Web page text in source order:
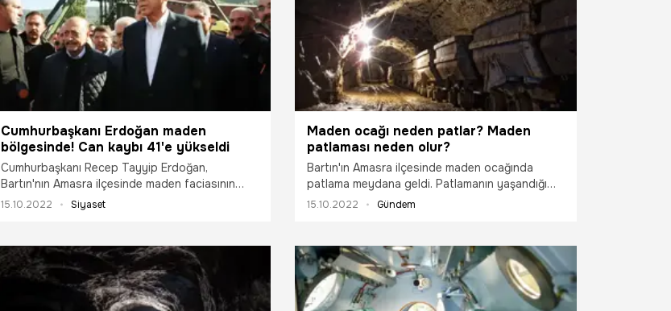
Cumhurbaşkanı Erdoğan maden
bölgesinde! Can kaybı 41'e yükseldi
Cumhurbaşkanı Recep Tayyip Erdoğan,
Bartın'nın Amasra ilçesinde maden faciasının
yaşandığı bölgede incelemelerde bulundu.
da rahmetli olmuş. Merhumlarımızın sayısı
böylece 41 oldu. Hepsine Allah'tan rahmet
diliyoruz" dedi. Erdoğan, "Elbette bu patlamanın
nasıl yaşandığı, varsa sorumluların kimler olduğu
15.10.2022 Siyaset
Maden ocağı neden patlar? Maden
patlaması neden olur?
Bartın'ın Amasra ilçesinde maden ocağında
patlama meydana geldi. Patlamanın yaşandığı
madende ilk belirlemelere göre grizu patlaması
Maden patlaması neden olur? Maden patlaması
nedenleri nelerdir? İşte detaylar…
15.10.2022 Gündem